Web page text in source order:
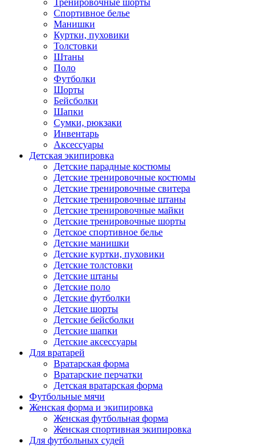
Тренировочные шорты
Спортивное белье
Манишки
Куртки, пуховики
Толстовки
Штаны
Поло
Футболки
Шорты
Бейсболки
Шапки
Сумки, рюкзаки
Инвентарь
Аксессуары
Детская экипировка
Детские парадные костюмы
Детские тренировочные костюмы
Детские тренировочные свитера
Детские тренировочные штаны
Детские тренировочные майки
Детские тренировочные шорты
Детское спортивное белье
Детские манишки
Детские куртки, пуховики
Детские толстовки
Детские штаны
Детские поло
Детские футболки
Детские шорты
Детские бейсболки
Детские шапки
Детские аксессуары
Для вратарей
Вратарская форма
Вратарские перчатки
Детская вратарская форма
Футбольные мячи
Женская форма и экипировка
Женская футбольная форма
Женская спортивная экипировка
Для футбольных судей